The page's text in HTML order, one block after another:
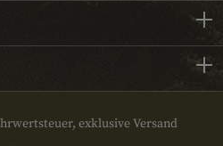
exklusive Versand